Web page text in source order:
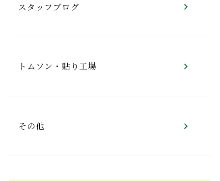
スタッフブログ
トムソン・貼り工場
その他